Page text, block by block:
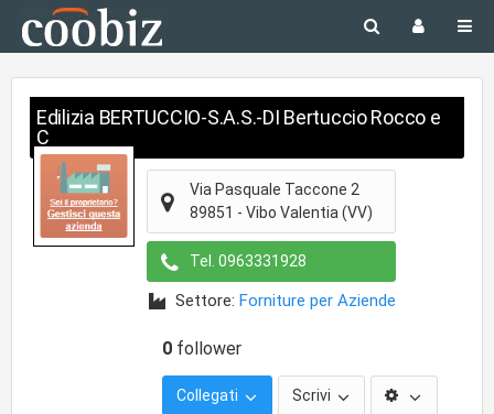
Edilizia BERTUCCIO-S.A.S.-DI Bertuccio Rocco e
C
Via Pasquale Taccone 2
89851 - Vibo Valentia (VV)
Tel. 0963331928
Settore: Forniture per Aziende
0 follower
Collegati Scrivi